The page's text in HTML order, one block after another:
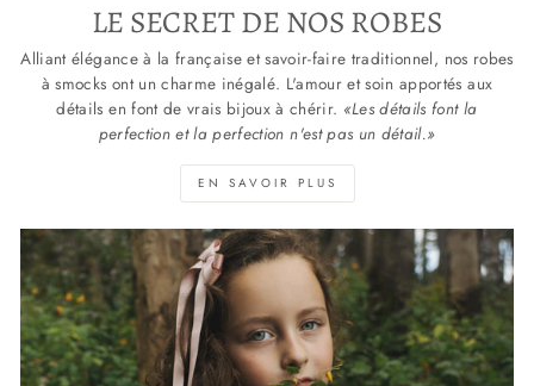
LE SECRET DE NOS ROBES
Alliant élégance à la française et savoir-faire traditionnel, nos robes
à smocks ont un charme inégalé. L'amour et soin apportés aux
détails en font de vrais bijoux à chérir. «Les détails font la
perfection et la perfection n'est pas un détail.»
EN SAVOIR PLUS